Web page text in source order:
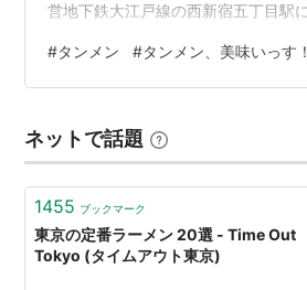
営地下鉄大江戸線の西新宿五丁目駅
リア名はこういうとき結構悩みます
りを歩いていたときに偶然見つけた
あり、少し探しました。 注文＆到着
焼き定食旨そうだな・・・などと思
ンを頼みます。 推しメニュ…
#タンメン #タンメン、美味いっす！
ネットで話題
1455 ブックマーク
東京の定番ラーメン 20選 - Time Out
Tokyo (タイムアウト東京)